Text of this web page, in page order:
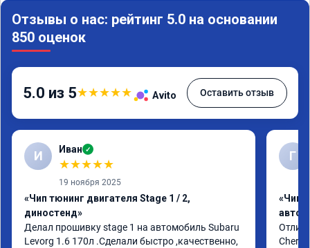
Отзывы о нас: рейтинг 5.0 на основании
850 оценок
5.0 из 5★★★★★ Avito Оставить отзыв
И Иван ✓
★★★★★
19 ноября 2025
«Чип тюнинг двигателя Stage 1 / 2,
диностенд»
Делал прошивку stage 1 на автомобиль Subaru
Levorg 1.6 170л .Сделали быстро ,качественно,
Г
«Чип
Chery